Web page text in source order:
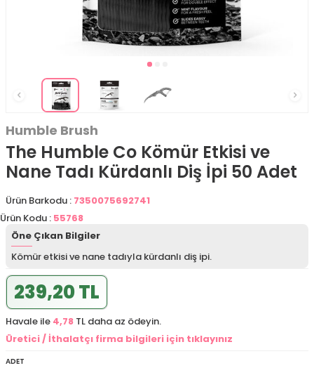
Humble Brush
The Humble Co Kömür Etkisi ve
Nane Tadı Kürdanlı Diş İpi 50 Adet
Ürün Barkodu : 7350075692741
Ürün Kodu : 55768
Öne Çıkan Bilgiler
Kömür etkisi ve nane tadıyla kürdanlı diş ipi.
239,20 TL
Havale ile 4,78 TL daha az ödeyin.
Üretici / İthalatçı firma bilgileri için tıklayınız
ADET